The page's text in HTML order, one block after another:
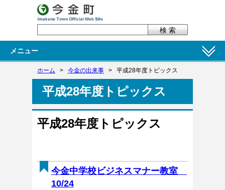
メニュー
ホーム > 今金の出来事 > 平成28年度トピックス
平成28年度トピックス
平成28年度トピックス
今金中学校ビジネスマナー教室
10/24